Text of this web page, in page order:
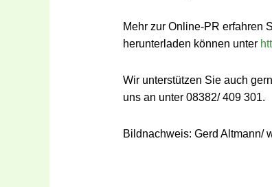
Mehr zur Online-PR erfahren
herunterladen können unter
Wir unterstützen Sie auch
uns an unter 08382/ 409 301.
Bildnachweis: Gerd Altmann/